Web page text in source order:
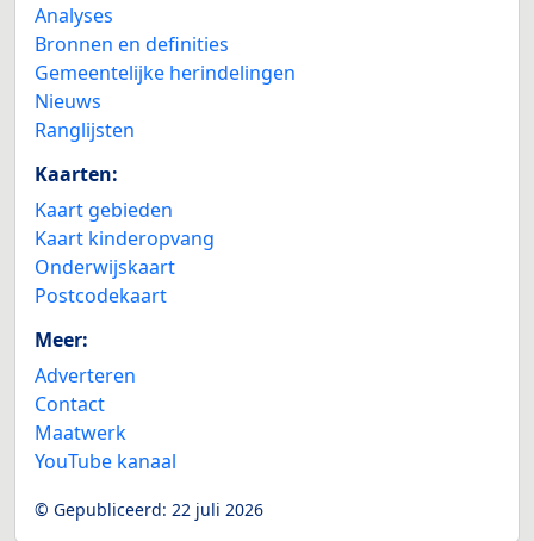
Analyses
Bronnen en definities
Gemeentelijke herindelingen
Nieuws
Ranglijsten
Kaarten:
Kaart gebieden
Kaart kinderopvang
Onderwijskaart
Postcodekaart
Meer:
Adverteren
Contact
Maatwerk
YouTube kanaal
© Gepubliceerd: 22 juli 2026